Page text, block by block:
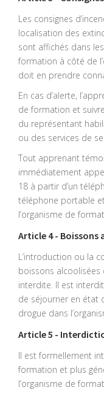
Les consignes
localisation des
sont affichés dans
formation à côté de
doit en prendre
En cas d’alerte,
de formation et
du représentant
ou des services de
Tout apprenant
immédiatement
18 à partir d’un
téléphone portable
l’organisme de
Article 4 - Boissons
L’introduction ou la
boissons
interdite. Il est
de séjourner en état
drogue dans
Article 5 -
Il est formellement
formation et plus
l’organisme de